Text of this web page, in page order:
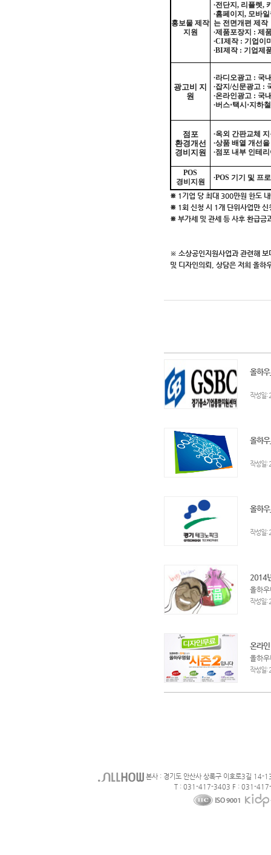
홍보물 제작
지원
∙전단지, 리플렛,
∙홈페이지, 모바
는 전면개편 제작
∙제품포장지 : 제
∙CI제작 : 기업이
∙BI제작 : 기업제
광고비 지
원
∙라디오광고 : 국
∙잡지/신문광고 :
∙온라인광고 : 국
∙버스⋅택시⋅지하
점포
환경개선
경비지원
∙옥외 간판교체
∙상품 배열 개선
∙점포 내부 인테
POS
경비지원 ∙POS 기기 및 프
⋇ 1기업 당 최대 300만원 한도
⋇ 1회 신청 시 1개 단위사업만 신
⋇ 부가세 및 관세 등 사후 환급금
※ 소상공인지원사업과 관련해 보
및 디자인의뢰, 상담은 저희 올하
올하
작성일
올하
작성일
올하
작성일
2014
올하
작성일
온라
올하
작성일
본사 : 경기도 안산사 상록구 이호로3길 14-
T : 031-417-3403 F : 031-